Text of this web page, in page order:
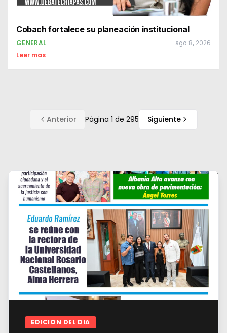
Cobach fortalece su planeación institucional
GENERAL ago 8, 2026
Leer mas
Anterior Página 1 de 295 Siguiente
EDICION DEL DIA